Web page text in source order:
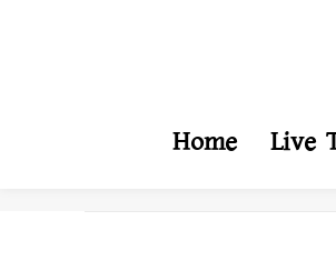
Home Live